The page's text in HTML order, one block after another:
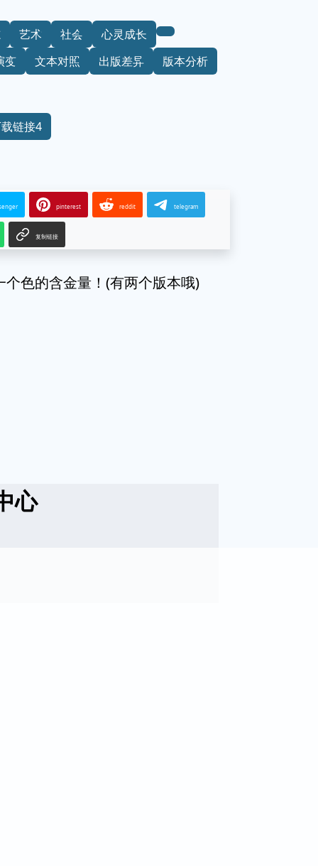
艺术 社会
心灵成长
变
文本对照 出版差异 版本分析
链接4
pinterest reddit telegram
复制链接
色的含金量！(有两个版本哦)
心